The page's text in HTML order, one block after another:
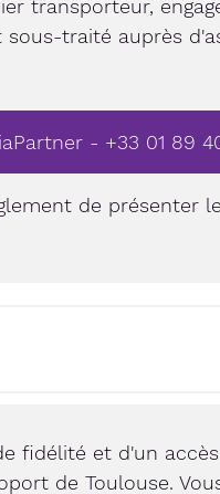
transporteur,
traité auprès
- +33 01 89
de présenter
fidélité et d'un
de Toulouse.